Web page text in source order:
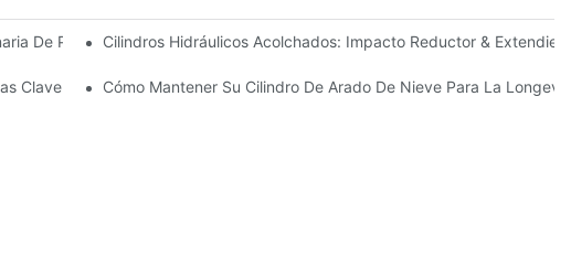
De PrecisiónCilindros Hidráulicos Acolchados: Impacto Reductor &
Clave Para Condiciones De Invierno Duras
Cómo Mantener Su Cilindro De Arado De Nieve Para La